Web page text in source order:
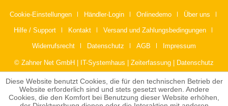
Cookie-Einstellungen Händler-Login Onlinedemo Über uns
Hilfe / Support Kontakt Versand und Zahlungsbedingungen
Widerrufsrecht Datenschutz AGB Impressum
© Zahner Net GmbH | IT-Systemhaus | Zeiterfassung | Datenschutz
Diese Website benutzt Cookies, die für den technischen Betrieb der
Website erforderlich sind und stets gesetzt werden. Andere
Cookies, die den Komfort bei Benutzung dieser Website erhöhen,